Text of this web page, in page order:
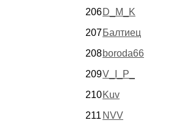
206D_M_K
207Балтиец
208boroda66
209V_I_P_
210Kuv
211 NVV